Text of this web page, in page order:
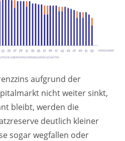
aufgrund der
nicht weiter sinkt,
bleibt, werden die
deutlich kleiner
sogar wegfallen oder